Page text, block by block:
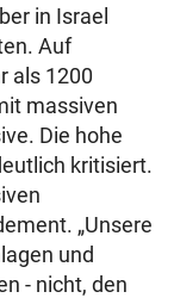
in Israel
Auf
als 1200
massiven
Die hohe
kritisiert.
„Unsere
und
- nicht, den